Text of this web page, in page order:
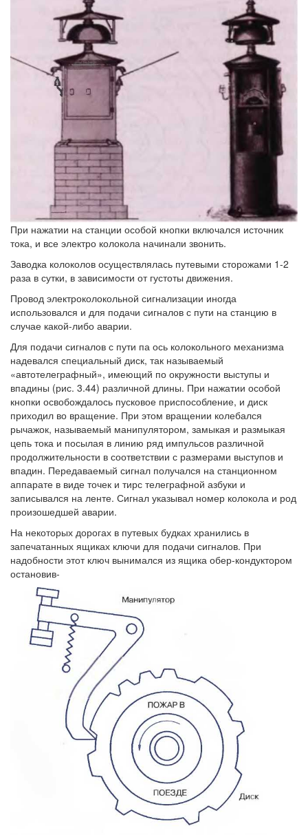
При нажатии на станции особой кнопки включался источник
тока, и все электро колокола начинали звонить.
Заводка колоколов осуществлялась путевыми сторожами 1-2
раза в сутки, в зависимости от густоты движения.
Провод электроколокольной сигнализации иногда
использовался и для подачи сигналов с пути на станцию в
случае какой-либо аварии.
Для подачи сигналов с пути па ось колокольного механизма
надевался специальный диск, так называемый
«автотелеграфный», имеющий по окружности выступы и
впадины (рис. 3.44) различной длины. При нажатии особой
кнопки освобождалось пусковое приспособление, и диск
приходил во вращение. При этом вращении колебался
рычажок, называемый манипулятором, замыкая и размыкая
цепь тока и посылая в линию ряд импульсов различной
продолжительности в соответствии с размерами выступов и
впадин. Передаваемый сигнал получался на станционном
аппарате в виде точек и тирс телеграфной азбуки и
записывался на ленте. Сигнал указывал номер колокола и род
произошедшей аварии.
На некоторых дорогах в путевых будках хранились в
запечатанных ящиках ключи для подачи сигналов. При
надобности этот ключ вынимался из ящика обер-кондуктором
остановив-